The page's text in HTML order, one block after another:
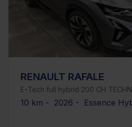
RENAULT RAFALE
E-Tech full hybrid 200 CH
10 km - 2026 - Essence